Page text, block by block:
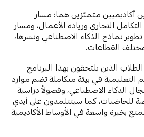
أكاديميين متميّزين هما: مسار
التجاري وريادة الأعمال، ومسار
نماذج الذكاء الاصطناعي ونشرها،
القطاعات.
الذين يلتحقون بهذا البرنامج
في بيئة متكاملة تضم موارد
الذكاء الاصطناعي، وفصولاً دراسية
للحاضنات، كما سيتتلمذون على أيدي
بخبرة واسعة في الأوساط الأكاديمية